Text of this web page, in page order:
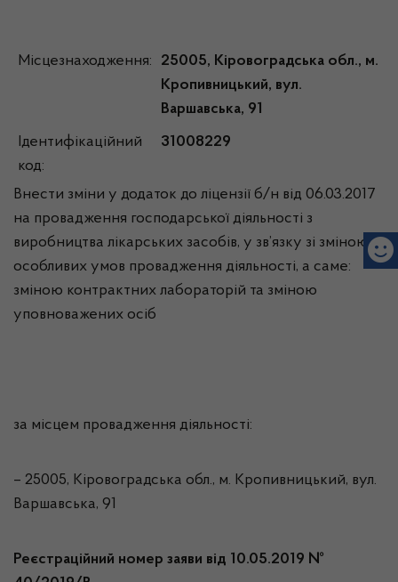
Місцезнаходження:
25005, Кіровоградська обл., м.
Кропивницький, вул.
Варшавська, 91
Ідентифікаційний
код:
31008229
Внести зміни у додаток до ліцензії б/н від 06.03.2017
на провадження господарської діяльності з
виробництва лікарських засобів, у зв’язку зі зміною
особливих умов провадження діяльності, а саме:
зміною контрактних лабораторій та зміною
уповноважених осіб
за місцем провадження діяльності:
– 25005, Кіровоградська обл., м. Кропивницький, вул.
Варшавська, 91
Реєстраційний номер заяви від 10.05.2019 №